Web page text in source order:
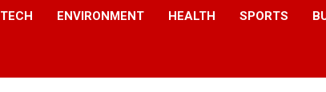
TECH ENVIRONMENT HEALTH SPORTS